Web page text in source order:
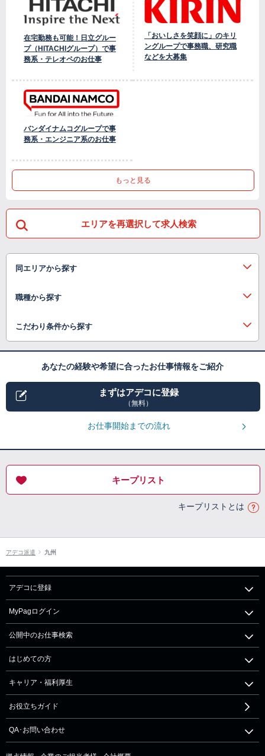
在宅勤務も可能！日立グルー
プ（HITACHIグループ）で事
務系・テレオペのお仕事
「おいしさを笑顔に」のキリ
ングループで事務職、研究職
などを大募集
バンダイナムコグループで事
務系・エンジニア系のお仕事
もっと見る
エリアを再選択して求人検索
同エリアから探す
職種から探す
こだわり条件から探す
あなたの経験や希望に合ったお仕事情報をご紹介
まずはアデコに登録
（無料）
お仕事開始までの流れ
キープリスト
キープリストとは
アデコ派遣 九州
アデコに登録
MyPagログイン
公開中のお仕事検索
はじめての方
キャリア・福利厚生
お役立ちガイド
QA･お問い合わせ